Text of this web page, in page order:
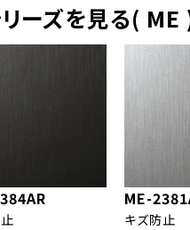
ーズを見る( ME
ME-
キズ防止